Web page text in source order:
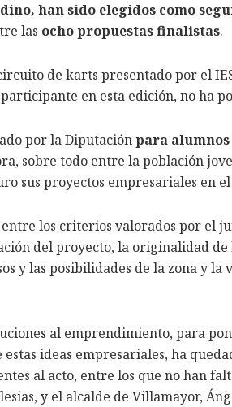
han sido elegidos como
las ocho propuestas finalistas.
de karts presentado por el
en esta edición, no ha
por la Diputaciónpara alumnos
sobre todo entre la población
sus proyectos empresariales en
los criterios valorados por el
del proyecto, la originalidad
y las posibilidades de la zona y
al emprendimiento, para
ideas empresariales, ha
al acto, entre los que no han
y el alcalde de Villamayor,